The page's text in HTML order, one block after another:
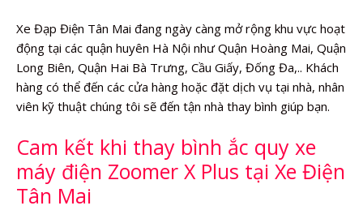
Xe Đạp Điện Tân Mai đang ngày càng mở rộng khu vực hoạt
động tại các quận huyên Hà Nội như Quận Hoàng Mai, Quận
Long Biên, Quận Hai Bà Trưng, Cầu Giấy, Đống Đa,.. Khách
hàng có thể đến các cửa hàng hoặc đặt dịch vụ tại nhà, nhân
viên kỹ thuật chúng tôi sẽ đến tận nhà thay bình giúp bạn.
Cam kết khi thay bình ắc quy xe
máy điện Zoomer X Plus tại Xe Điện
Tân Mai